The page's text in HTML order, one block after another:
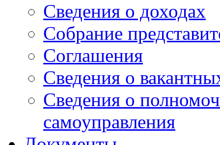
Сведения о доходах
Собрание
Соглашения
Сведения о
Сведения о
самоуправления